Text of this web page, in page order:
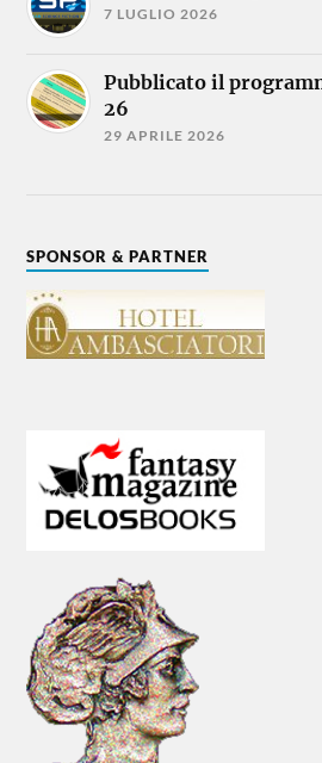
7 LUGLIO 2026
Pubblicato il
26
29 APRILE 2026
SPONSOR & PARTNER